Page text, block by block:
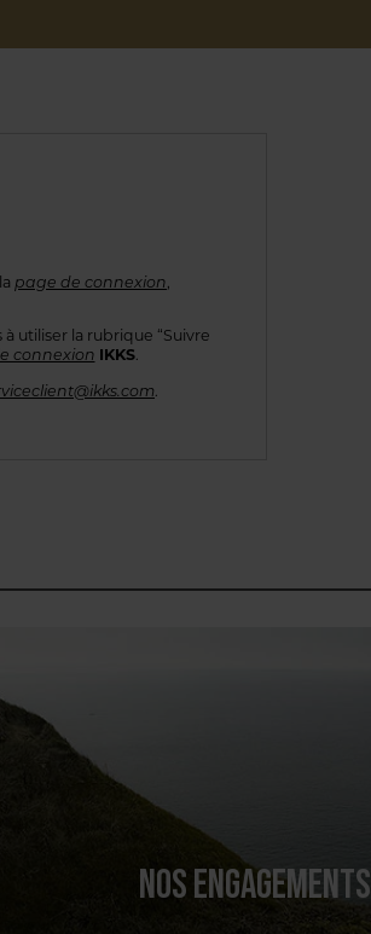
page de connexion
utiliserla rubrique “Suivre
connexion IKKS.
NOS ENGAGEMENTS